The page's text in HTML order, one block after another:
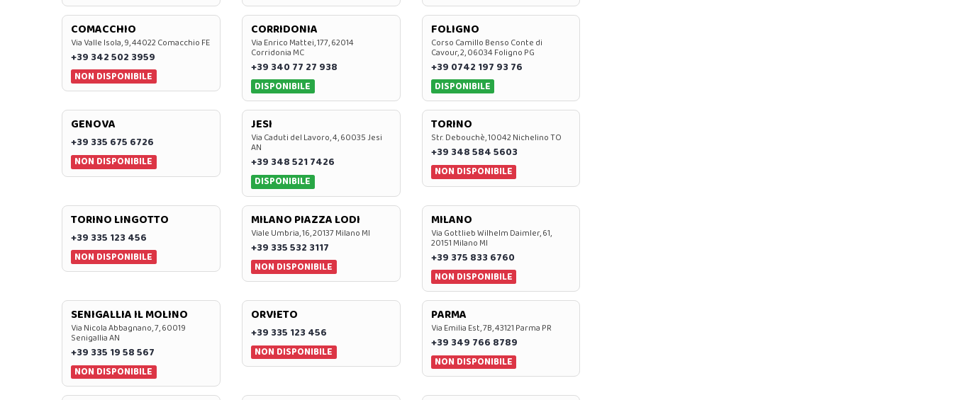
COMACCHIO
Via Valle Isola, 9, 44022 Comacchio FE
+39 342 502 3959
NON DISPONIBILE
CORRIDONIA
Via Enrico Mattei, 177, 62014
Corridonia MC
+39 340 77 27 938
DISPONIBILE
FOLIGNO
Corso Camillo Benso Conte di
Cavour, 2, 06034 Foligno PG
+39 0742 197 93 76
DISPONIBILE
GENOVA
+39 335 675 6726
NON DISPONIBILE
JESI
Via Caduti del Lavoro, 4, 60035 Jesi
AN
+39 348 521 7426
DISPONIBILE
TORINO
Str. Debouchè, 10042 Nichelino TO
+39 348 584 5603
NON DISPONIBILE
TORINO LINGOTTO
+39 335 123 456
NON DISPONIBILE
MILANO PIAZZA LODI
Viale Umbria, 16, 20137 Milano MI
+39 335 532 3117
NON DISPONIBILE
MILANO
Via Gottlieb Wilhelm Daimler, 61,
20151 Milano MI
+39 375 833 6760
NON DISPONIBILE
SENIGALLIA IL MOLINO
Via Nicola Abbagnano, 7, 60019
Senigallia AN
+39 335 19 58 567
NON DISPONIBILE
ORVIETO
+39 335 123 456
NON DISPONIBILE
PARMA
Via Emilia Est, 7B, 43121 Parma PR
+39 349 766 8789
NON DISPONIBILE